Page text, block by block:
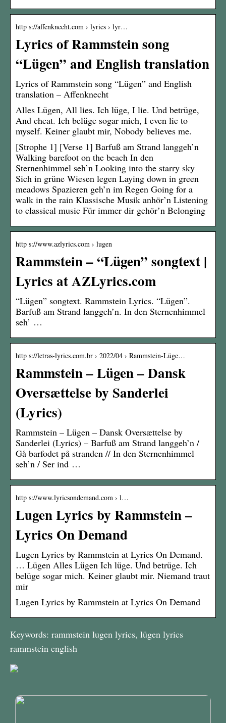
http s://affenknecht.com › lyrics › lyr…
Lyrics of Rammstein song
“Lügen” and English translation
Lyrics of Rammstein song “Lügen” and English
translation – Affenknecht
Alles Lügen, All lies. Ich lüge, I lie. Und betrüge,
And cheat. Ich belüge sogar mich, I even lie to
myself. Keiner glaubt mir, Nobody believes me.
[Strophe 1] [Verse 1] Barfuß am Strand langgeh’n
Walking barefoot on the beach In den
Sternenhimmel seh’n Looking into the starry sky
Sich in grüne Wiesen legen Laying down in green
meadows Spazieren geh’n im Regen Going for a
walk in the rain Klassische Musik anhör’n Listening
to classical music Für immer dir gehör’n Belonging
http s://www.azlyrics.com › lugen
Rammstein – “Lügen” songtext |
Lyrics at AZLyrics.com
“Lügen” songtext. Rammstein Lyrics. “Lügen”.
Barfuß am Strand langgeh’n. In den Sternenhimmel
seh’ …
http s://letras-lyrics.com.br › 2022/04 › Rammstein-Lüge…
Rammstein – Lügen – Dansk
Oversættelse by Sanderlei
(Lyrics)
Rammstein – Lügen – Dansk Oversættelse by
Sanderlei (Lyrics) – Barfuß am Strand langgeh’n /
Gå barfodet på stranden // In den Sternenhimmel
seh’n / Ser ind …
http s://www.lyricsondemand.com › l…
Lugen Lyrics by Rammstein –
Lyrics On Demand
Lugen Lyrics by Rammstein at Lyrics On Demand.
… Lügen Alles Lügen Ich lüge. Und betrüge. Ich
belüge sogar mich. Keiner glaubt mir. Niemand traut
mir
Lugen Lyrics by Rammstein at Lyrics On Demand
Keywords: rammstein lugen lyrics, lügen lyrics
rammstein english